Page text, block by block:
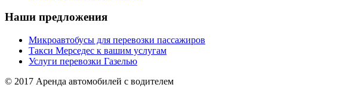
Наши предложения
Микроавтобусы для перевозки пассажиров
Такси Мерседес к вашим услугам
Услуги перевозки Газелью
© 2017 Аренда автомобилей с водителем